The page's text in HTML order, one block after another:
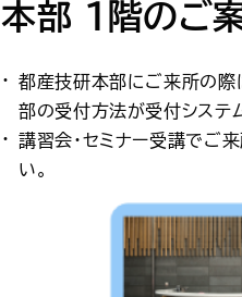
本部 1階のご
都産技研本部にご来所の際
部の受付方法が受付システ
講習会・セミナー受講でご来
い。